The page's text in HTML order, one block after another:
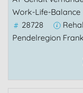
Work-Life-Balance
28728
Pendelregion